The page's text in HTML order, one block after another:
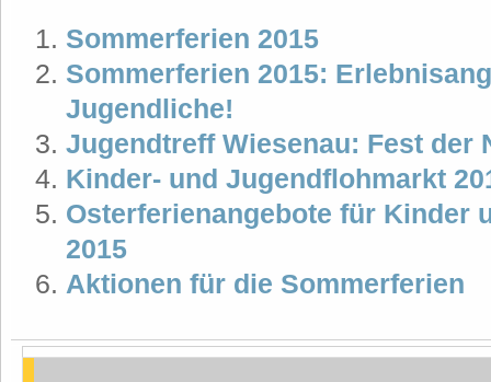
Sommerferien 2015
Sommerferien 2015:
Jugendliche!
Jugendtreff Wiesenau: Fest der
Kinder- und Jugendflohmarkt
Osterferienangebote für Kinder
2015
Aktionen für die Sommerferien